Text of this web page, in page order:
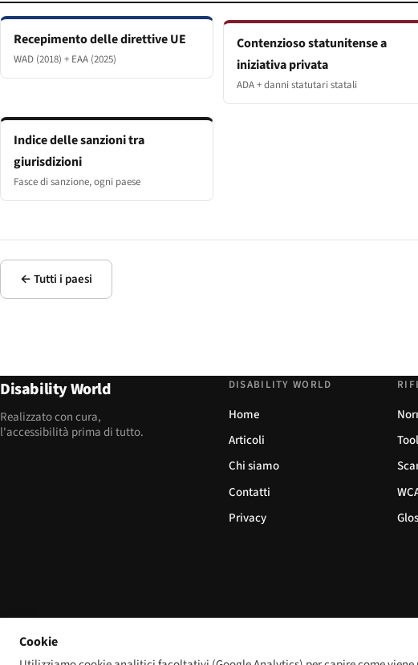
Recepimento delle direttive UE
WAD (2018) + EAA (2025)
Contenzioso statunitense a
iniziativa privata
ADA + danni statutari statali
Indice delle sanzioni tra
giurisdizioni
Fasce di sanzione, ogni paese
← Tutti i paesi
Disability World
Realizzato con cura,
l'accessibilità prima di tutto.
DISABILITY WORLD
Home
Articoli
Chi siamo
Contatti
Privacy
Cookie